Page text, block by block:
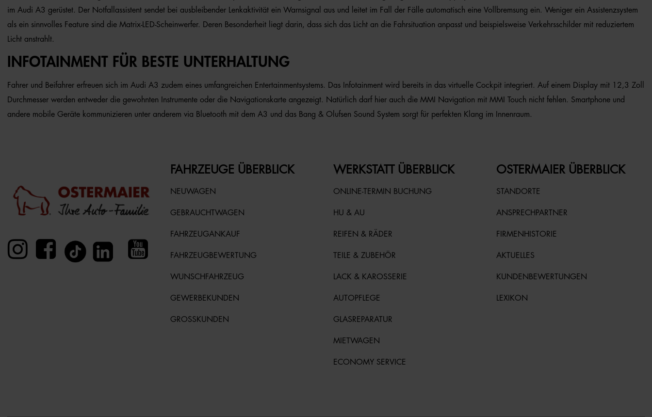
im Audi A3 gerüstet. Der Notfallassistent sendet bei ausbleibender Lenkaktivität ein Warnsignal aus und leitet im Fall der Fälle automatisch eine Vollbremsung ein. Weniger ein Assistenzsystem
als ein sinnvolles Feature sind die Matrix-LED-Scheinwerfer. Deren Besonderheit liegt darin, dass sich das Licht an die Fahrsituation anpasst und beispielsweise Verkehrsschilder mit reduziertem
Licht anstrahlt.
INFOTAINMENT FÜR BESTE UNTERHALTUNG
Fahrer und Beifahrer erfreuen sich im Audi A3 zudem eines umfangreichen Entertainmentsystems. Das Infotainment wird bereits in das virtuelle Cockpit integriert. Auf einem Display mit 12,3 Zoll
Durchmesser werden entweder die gewohnten Instrumente oder die Navigationskarte angezeigt. Natürlich darf hier auch die MMI Navigation mit MMI Touch nicht fehlen. Smartphone und
andere mobile Geräte kommunizieren unter anderem via Bluetooth mit dem A3 und das Bang & Olufsen Sound System sorgt für perfekten Klang im Innenraum.
FAHRZEUGE ÜBERBLICK
NEUWAGEN
GEBRAUCHTWAGEN
FAHRZEUGANKAUF
FAHRZEUGBEWERTUNG
WUNSCHFAHRZEUG
GEWERBEKUNDEN
GROSSKUNDEN
WERKSTATT ÜBERBLICK
ONLINE-TERMIN BUCHUNG
HU & AU
REIFEN & RÄDER
TEILE & ZUBEHÖR
LACK & KAROSSERIE
AUTOPFLEGE
GLASREPARATUR
MIETWAGEN
ECONOMY SERVICE
OSTERMAIER ÜBERBLICK
STANDORTE
ANSPRECHPARTNER
FIRMENHISTORIE
AKTUELLES
KUNDENBEWERTUNGEN
LEXIKON